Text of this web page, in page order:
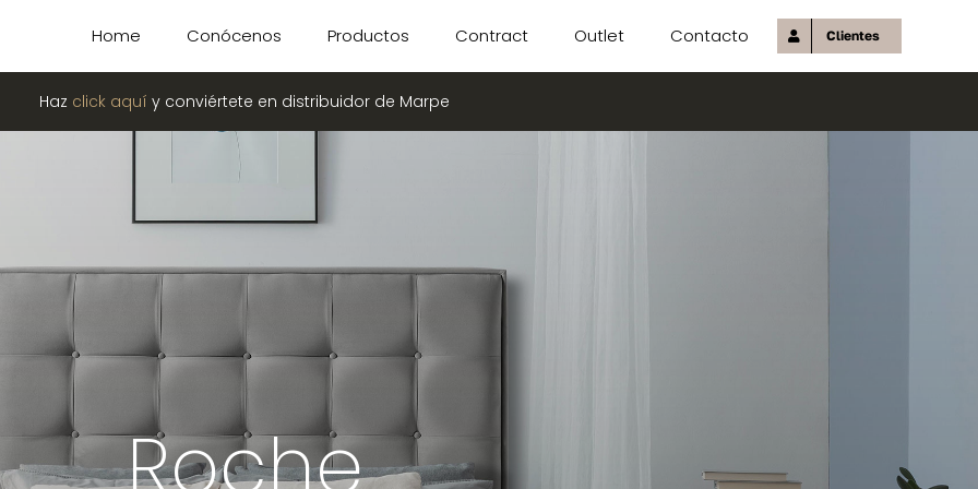
Home Conócenos Productos Contract Outlet Contacto Clientes
Haz click aquí y conviértete en distribuidor de Marpe
Roche